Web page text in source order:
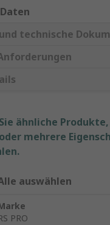
technische
ähnliche
mehrere
auswählen
PRO